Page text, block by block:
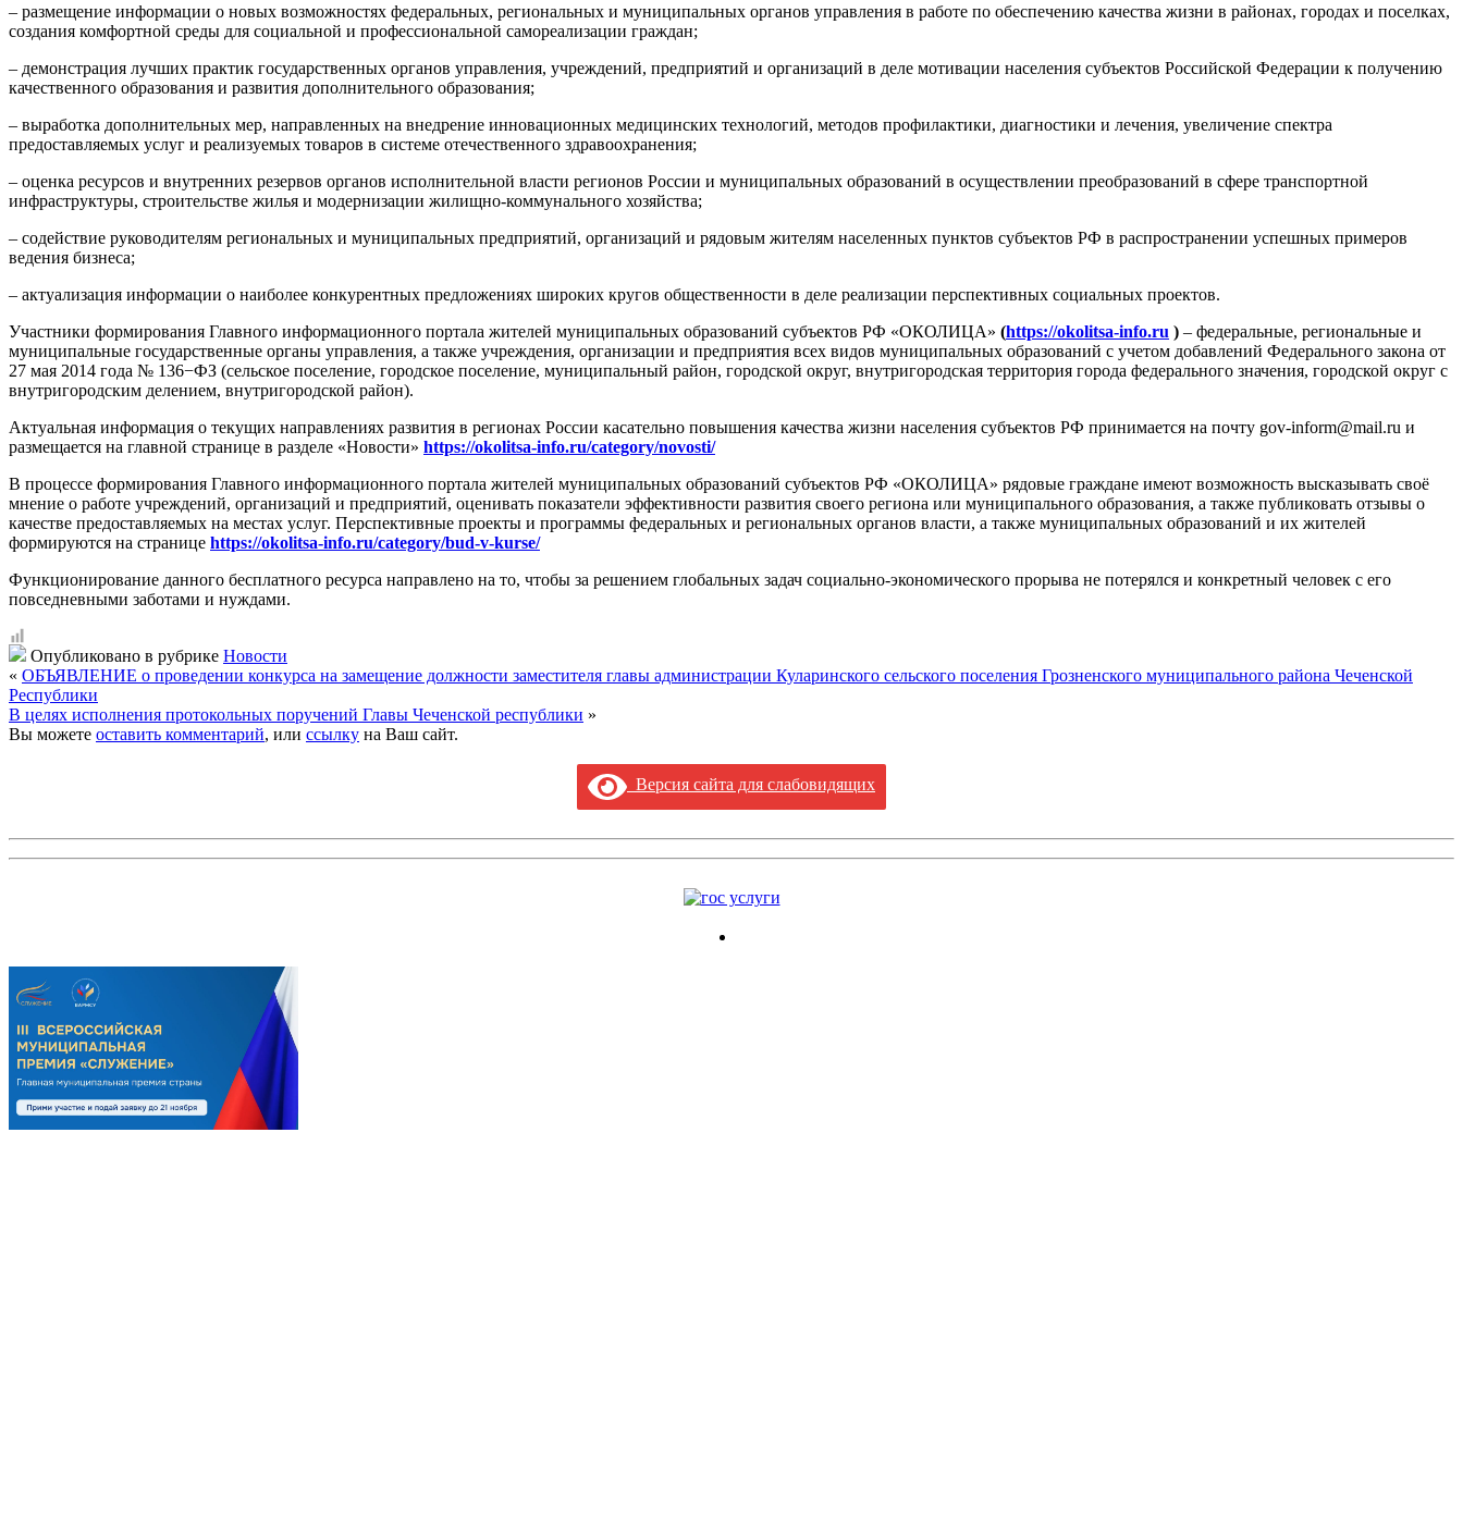
– размещение информации о новых возможностях федеральных, региональных и муниципальных органов управления в работе по обеспечению качества жизни в районах, городах и поселках,
создания комфортной среды для социальной и профессиональной самореализации граждан;
– демонстрация лучших практик государственных органов управления, учреждений, предприятий и организаций в деле мотивации населения субъектов Российской Федерации к получению
качественного образования и развития дополнительного образования;
– выработка дополнительных мер, направленных на внедрение инновационных медицинских технологий, методов профилактики, диагностики и лечения, увеличение спектра
предоставляемых услуг и реализуемых товаров в системе отечественного здравоохранения;
– оценка ресурсов и внутренних резервов органов исполнительной власти регионов России и муниципальных образований в осуществлении преобразований в сфере транспортной
инфраструктуры, строительстве жилья и модернизации жилищно-коммунального хозяйства;
– содействие руководителям региональных и муниципальных предприятий, организаций и рядовым жителям населенных пунктов субъектов РФ в распространении успешных примеров
ведения бизнеса;
– актуализация информации о наиболее конкурентных предложениях широких кругов общественности в деле реализации перспективных социальных проектов.
Участники формирования Главного информационного портала жителей муниципальных образований субъектов РФ «ОКОЛИЦА» (https://okolitsa-info.ru ) – федеральные, региональные и
муниципальные государственные органы управления, а также учреждения, организации и предприятия всех видов муниципальных образований с учетом добавлений Федерального закона от
27 мая 2014 года № 136−ФЗ (сельское поселение, городское поселение, муниципальный район, городской округ, внутригородская территория города федерального значения, городской округ с
внутригородским делением, внутригородской район).
Актуальная информация о текущих направлениях развития в регионах России касательно повышения качества жизни населения субъектов РФ принимается на почту gov-inform@mail.ru и
размещается на главной странице в разделе «Новости» https://okolitsa-info.ru/category/novosti/
В процессе формирования Главного информационного портала жителей муниципальных образований субъектов РФ «ОКОЛИЦА» рядовые граждане имеют возможность высказывать своё
мнение о работе учреждений, организаций и предприятий, оценивать показатели эффективности развития своего региона или муниципального образования, а также публиковать отзывы о
качестве предоставляемых на местах услуг. Перспективные проекты и программы федеральных и региональных органов власти, а также муниципальных образований и их жителей
формируются на странице https://okolitsa-info.ru/category/bud-v-kurse/
Функционирование данного бесплатного ресурса направлено на то, чтобы за решением глобальных задач социально-экономического прорыва не потерялся и конкретный человек с его
повседневными заботами и нуждами.
Опубликовано в рубрике Новости
« ОБЪЯВЛЕНИЕ о проведении конкурса на замещение должности заместителя главы администрации Куларинского сельского поселения Грозненского муниципального района Чеченской
Республики
В целях исполнения протокольных поручений Главы Чеченской республики »
Вы можете оставить комментарий, или ссылку на Ваш сайт.
Версия сайта для слабовидящих